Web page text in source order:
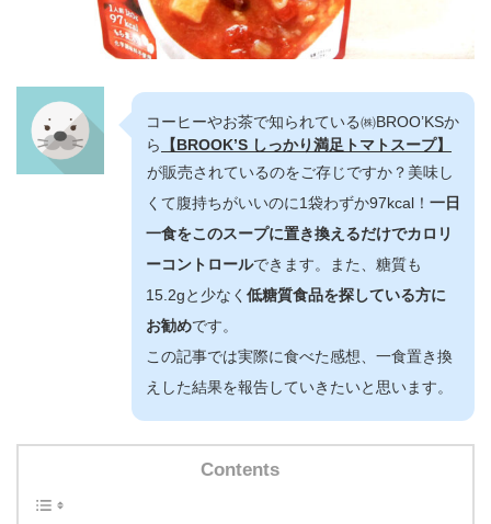
コーヒーやお茶で知られている㈱BROO’KSか
ら
【BROOK’S しっかり満足トマトスープ】
が販売されているのをご存じですか？美味し
くて腹持ちがいいのに1袋わずか97kcal！ 一日
一食をこのスープに置き換えるだけでカロリ
ーコントロールできます。また、糖質も
15.2gと少なく 低糖質食品を探している方に
お勧めです。
この記事では実際に食べた感想、一食置き換
えした結果を報告していきたいと思います。
Contents